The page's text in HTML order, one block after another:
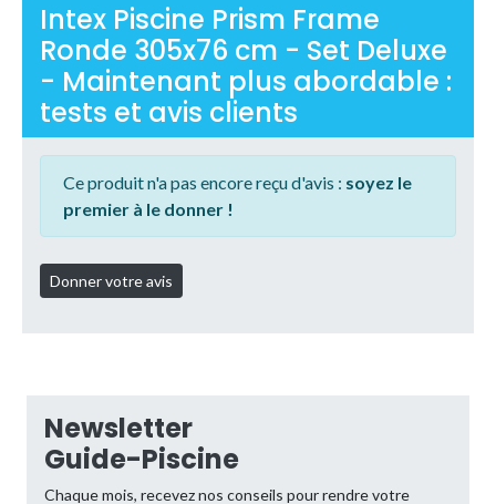
Intex Piscine Prism Frame
Ronde 305x76 cm - Set Deluxe
- Maintenant plus abordable :
tests et avis clients
Ce produit n'a pas encore reçu d'avis : soyez le
premier à le donner !
Newsletter
Guide-Piscine
Chaque mois, recevez nos conseils pour rendre votre